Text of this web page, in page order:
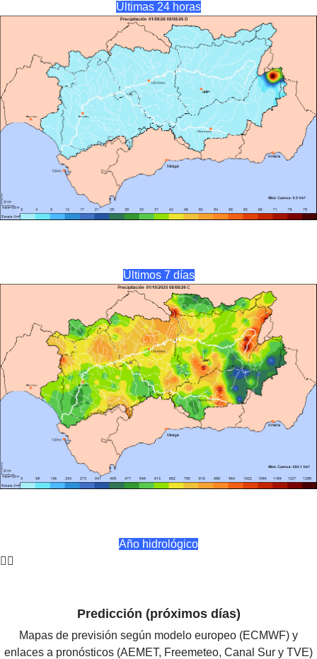
Últimas 24 horas
Últimos 7 días
Año hidrológico
Predicción (próximos días)
Mapas de previsión según modelo europeo (ECMWF) y
enlaces a pronósticos (AEMET, Freemeteo, Canal Sur y TVE)